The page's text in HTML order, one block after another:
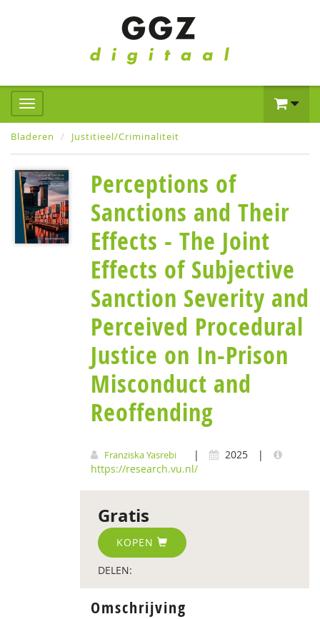
Bladeren Justitieel/Criminaliteit
Perceptions of
Sanctions and Their
Effects - The Joint
Effects of Subjective
Sanction Severity and
Perceived Procedural
Justice on In-Prison
Misconduct and
Reoffending
Franziska Yasrebi | 2025
|
https://research.vu.nl/
Gratis
KOPEN
DELEN:
Omschrijving